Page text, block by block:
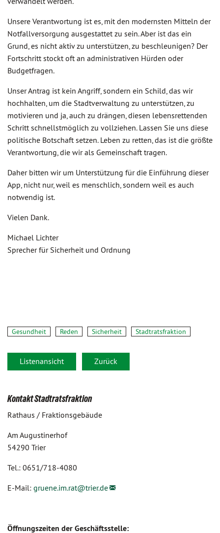
Unsere Verantwortung ist es, mit den modernsten Mitteln der
Notfallversorgung ausgestattet zu sein. Aber ist das ein
Grund, es nicht aktiv zu unterstützen, zu beschleunigen? Der
Fortschritt stockt oft an administrativen Hürden oder
Budgetfragen.
Unser Antrag ist kein Angriff, sondern ein Schild, das wir
hochhalten, um die Stadtverwaltung zu unterstützen, zu
motivieren und ja, auch zu drängen, diesen lebensrettenden
Schritt schnellstmöglich zu vollziehen. Lassen Sie uns diese
politische Botschaft setzen. Leben zu retten, das ist die größte
Verantwortung, die wir als Gemeinschaft tragen.
Daher bitten wir um Unterstützung für die Einführung dieser
App, nicht nur, weil es menschlich, sondern weil es auch
notwendig ist.
Vielen Dank.
Michael Lichter
Sprecher für Sicherheit und Ordnung
Gesundheit Reden Sicherheit Stadtratsfraktion
Listenansicht Zurück
Kontakt Stadtratsfraktion
Rathaus / Fraktionsgebäude
Am Augustinerhof
54290 Trier
Tel.: 0651/718-4080
E-Mail: gruene.im.rat@trier.de
Öffnungszeiten der Geschäftsstelle: